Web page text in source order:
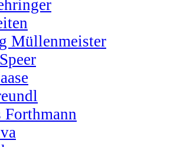
Müllenmeister
Forthmann